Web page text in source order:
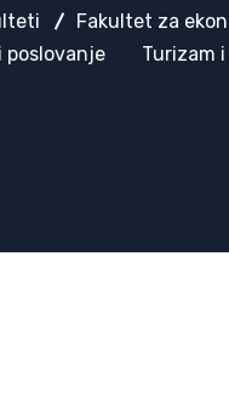
Fakultet za
poslovanje
Turizam